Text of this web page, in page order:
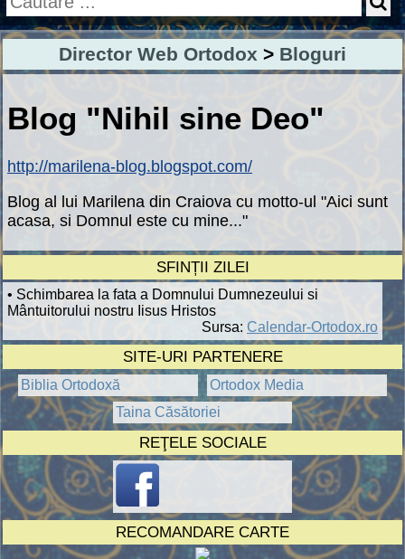
Director Web Ortodox > Bloguri
Blog "Nihil sine Deo"
http://marilena-blog.blogspot.com/
Blog al lui Marilena din Craiova cu motto-ul "Aici sunt
acasa, si Domnul este cu mine..."
SFINȚII ZILEI
• Schimbarea la fata a Domnului Dumnezeului si
Mântuitorului nostru Iisus Hristos
Sursa: Calendar-Ortodox.ro
SITE-URI PARTENERE
Biblia Ortodoxă
Ortodox Media
Taina Căsătoriei
REŢELE SOCIALE
RECOMANDARE CARTE